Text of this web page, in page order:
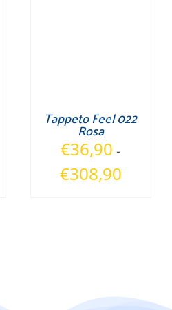
Tappeto Feel 022
Rosa
€36,90 -
€308,90Fascia